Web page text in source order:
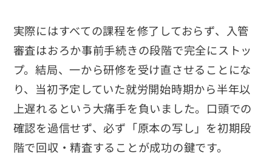
実際にはすべての課程を修了しておらず、入管
審査はおろか事前手続きの段階で完全にストッ
プ。結局、一から研修を受け直させることにな
り、当初予定していた就労開始時期から半年以
上遅れるという大痛手を負いました。口頭での
確認を過信せず、必ず「原本の写し」を初期段
階で回収・精査することが成功の鍵です。